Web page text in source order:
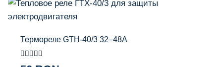
Термореле GTH-40/3 32–48A
Оценка